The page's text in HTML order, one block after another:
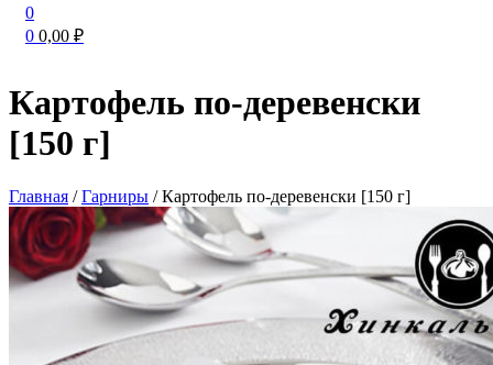
0
0 0,00 ₽
Картофель по-деревенски
[150 г]
Главная /Гарниры /Картофель по-деревенски [150 г]